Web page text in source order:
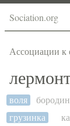
Sociation.org
Ассоциации к
воля
грузинка